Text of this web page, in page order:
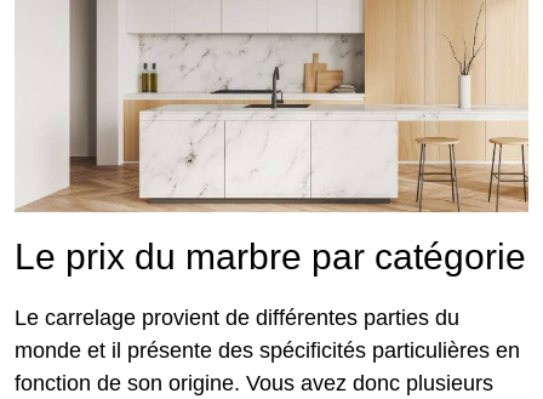
Le prix du marbre par catégorie
Le carrelage provient de différentes parties du
monde et il présente des spécificités particulières en
fonction de son origine. Vous avez donc plusieurs